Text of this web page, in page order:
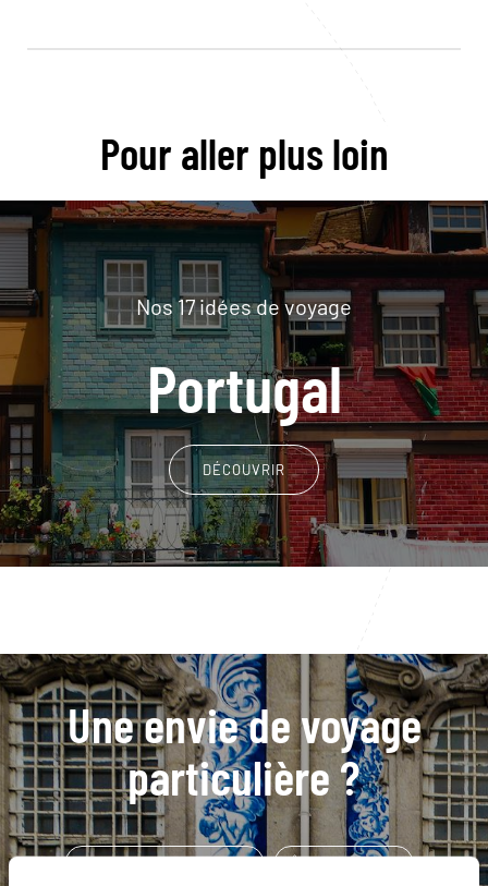
Pour aller plus loin
Nos 17 idées de voyage
Portugal
DÉCOUVRIR
Une envie de voyage
particulière ?
Caldeira Velha - Sao Miguel Île de Sao Miguel